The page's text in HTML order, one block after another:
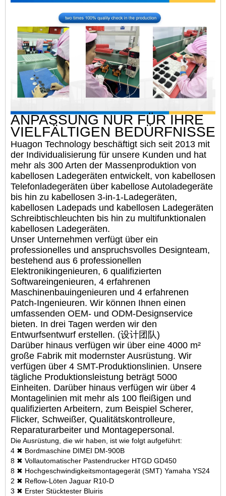
ANPASSUNG NUR FÜR IHRE
VIELFÄLTIGEN BEDÜRFNISSE
Huagon Technology beschäftigt sich seit 2013 mit
der Individualisierung für unsere Kunden und hat
mehr als 300 Arten der Massenproduktion von
kabellosen Ladegeräten entwickelt, von kabellosen
Telefonladegeräten über kabellose Autoladegeräte
bis hin zu kabellosen 3-in-1-Ladegeräten,
kabellosen Ladepads und kabellosen Ladegeräten
Schreibtischleuchten bis hin zu multifunktionalen
kabellosen Ladegeräten.
Unser Unternehmen verfügt über ein
professionelles und anspruchsvolles Designteam,
bestehend aus 6 professionellen
Elektronikingenieuren, 6 qualifizierten
Softwareingenieuren, 4 erfahrenen
Maschinenbauingenieuren und 4 erfahrenen
Patch-Ingenieuren. Wir können Ihnen einen
umfassenden OEM- und ODM-Designservice
bieten. In drei Tagen werden wir den
Entwurfsentwurf erstellen. (设计团队)
Darüber hinaus verfügen wir über eine 4000 m²
große Fabrik mit modernster Ausrüstung. Wir
verfügen über 4 SMT-Produktionslinien. Unsere
tägliche Produktionsleistung beträgt 5000
Einheiten. Darüber hinaus verfügen wir über 4
Montagelinien mit mehr als 100 fleißigen und
qualifizierten Arbeitern, zum Beispiel Scherer,
Flicker, Schweißer, Qualitätskontrolleure,
Reparaturarbeiter und Montagepersonal.
Die Ausrüstung, die wir haben, ist wie folgt aufgeführt:
4 ✖ Bordmaschine DIMEI DM-900B
8 ✖ Vollautomatischer Pastendrucker HTGD GD450
8 ✖ Hochgeschwindigkeitsmontagegerät (SMT) Yamaha YS24
2 ✖ Reflow-Löten Jaguar R10-D
3 ✖ Erster Stücktester Bluiris